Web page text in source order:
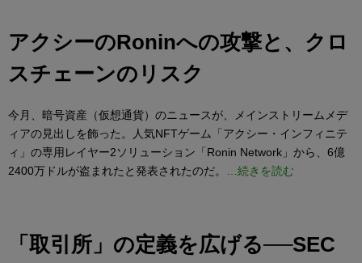
アクシーのRoninへの攻撃と、クロ
スチェーンのリスク
今月、暗号資産（仮想通貨）のニュースが、メインストリームメデ
ィアの見出しを飾った。人気NFTゲーム「アクシー・インフィニテ
ィ」の専用レイヤー2ソリューション「Ronin Network」から、6億
2400万ドルが盗まれたと発表されたのだ。
…続きを読む
「取引所」の定義を広げる──SEC